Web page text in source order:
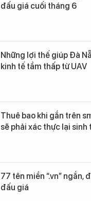
đấu giá cuối tháng 6
Những lợi thế giúp Đà
kinh tế tầm thấp từ UAV
Thuê bao khi gắn trên
sẽ phải xác thực lại sinh
77 tên miền “.vn” ngắn,
đấu giá